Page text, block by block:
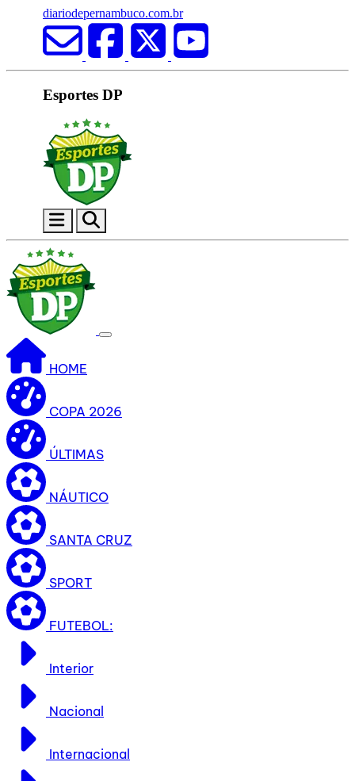
diariodepernambuco.com.br
Esportes DP
HOME
COPA 2026
ÚLTIMAS
NÁUTICO
SANTA CRUZ
SPORT
FUTEBOL:
Interior
Nacional
Internacional